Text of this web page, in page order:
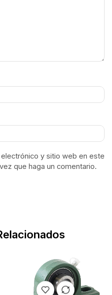
y sitio web en este
que haga un comentario.